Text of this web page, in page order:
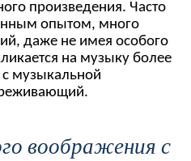
произведения. Часто
опытом, много
даже не имея особого
на музыку более
музыкальной
воображения с